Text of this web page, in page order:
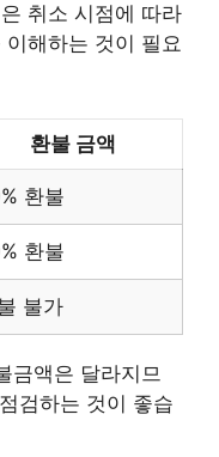
취소 시점에 따라
해하는 것이 필요
환불 금액
환불
환불
불가
금액은 달라지므
검하는 것이 좋습